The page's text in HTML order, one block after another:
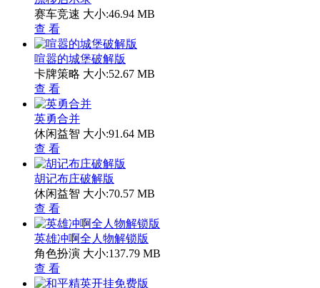
赛车竞速 大小:46.94 MB
查 看
喧嚣的城堡破解版
卡牌策略 大小:52.67 MB
查 看
英勇合并
休闲益智 大小:91.64 MB
查 看
胡记布庄破解版
休闲益智 大小:70.57 MB
查 看
英雄冲啊全人物解锁版
角色扮演 大小:137.79 MB
查 看